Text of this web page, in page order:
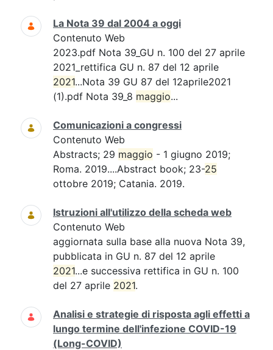
La Nota 39 dal 2004 a oggi
Contenuto Web
2023.pdf Nota 39_GU n. 100 del 27 aprile
2021_rettifica GU n. 87 del 12 aprile
2021...Nota 39 GU 87 del 12aprile2021
(1).pdf Nota 39_8 maggio...
Comunicazioni a congressi
Contenuto Web
Abstracts; 29 maggio - 1 giugno 2019;
Roma. 2019....Abstract book; 23-25
ottobre 2019; Catania. 2019.
Istruzioni all'utilizzo della scheda web
Contenuto Web
aggiornata sulla base alla nuova Nota 39,
pubblicata in GU n. 87 del 12 aprile
2021...e successiva rettifica in GU n. 100
del 27 aprile 2021.
Analisi e strategie di risposta agli effetti a
lungo termine dell'infezione COVID-19
(Long-COVID)